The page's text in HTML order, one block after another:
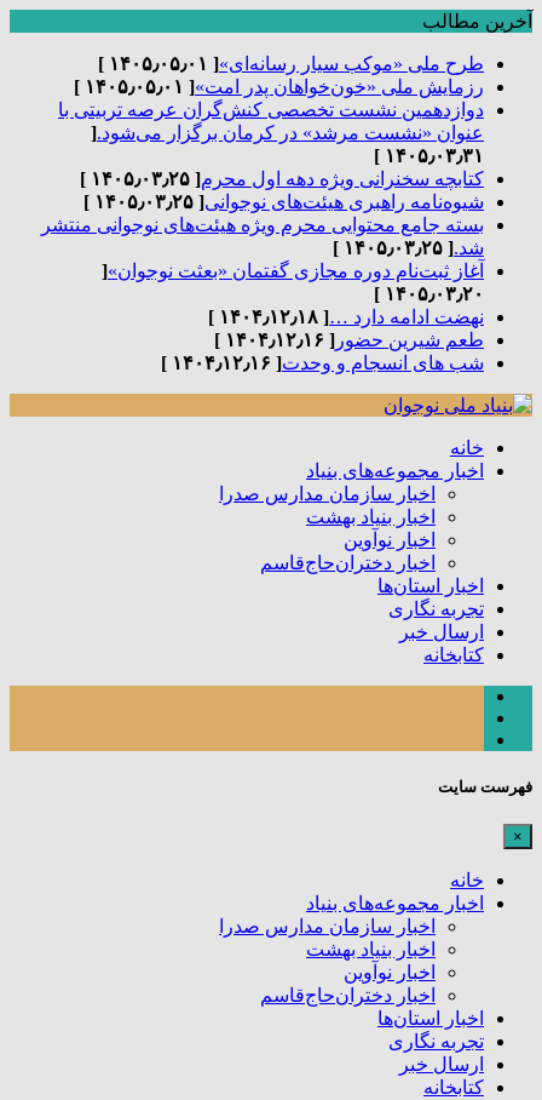
آخرین مطالب
طرح ملی «موکب سیار رسانه‌ای»[ ۱۴۰۵٫۰۵٫۰۱ ]
رزمایش ملی «خون‌خواهان پدر امت»[ ۱۴۰۵٫۰۵٫۰۱ ]
دوازدهمین نشست تخصصی کنش‌گران عرصه تربیتی با
عنوان «نشست مرشد» در کرمان برگزار می‌شود.[
۱۴۰۵٫۰۳٫۳۱ ]
کتابچه سخنرانی ویژه دهه اول محرم[ ۱۴۰۵٫۰۳٫۲۵ ]
شیوه‌نامه راهبری هیئت‌های نوجوانی[ ۱۴۰۵٫۰۳٫۲۵ ]
بسته جامع محتوایی محرم ویژه هیئت‌های نوجوانی منتشر
شد.[ ۱۴۰۵٫۰۳٫۲۵ ]
آغاز ثبت‌نام دوره مجازی گفتمان «بعثت نوجوان»[
۱۴۰۵٫۰۳٫۲۰ ]
نهضت ادامه دارد …[ ۱۴۰۴٫۱۲٫۱۸ ]
طعم شیرین حضور [ ۱۴۰۴٫۱۲٫۱۶ ]
شب های انسجام و وحدت[ ۱۴۰۴٫۱۲٫۱۶ ]
خانه
اخبار مجموعه‌های بنیاد
اخبار سازمان مدارس صدرا
اخبار بنیاد بهشت
اخبار نوآوین
اخبار دختران‌حاج‌قاسم
اخبار استان‌ها
تجربه نگاری
ارسال خبر
کتابخانه
فهرست سایت
×
خانه
اخبار مجموعه‌های بنیاد
اخبار سازمان مدارس صدرا
اخبار بنیاد بهشت
اخبار نوآوین
اخبار دختران‌حاج‌قاسم
اخبار استان‌ها
تجربه نگاری
ارسال خبر
کتابخانه